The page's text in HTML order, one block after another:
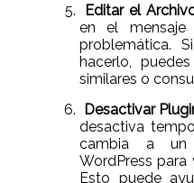
Editar el
en el
problemática.
hacerlo,
similares o
Desactivar
desactiva
cambia a un
WordPress para
Esto puede